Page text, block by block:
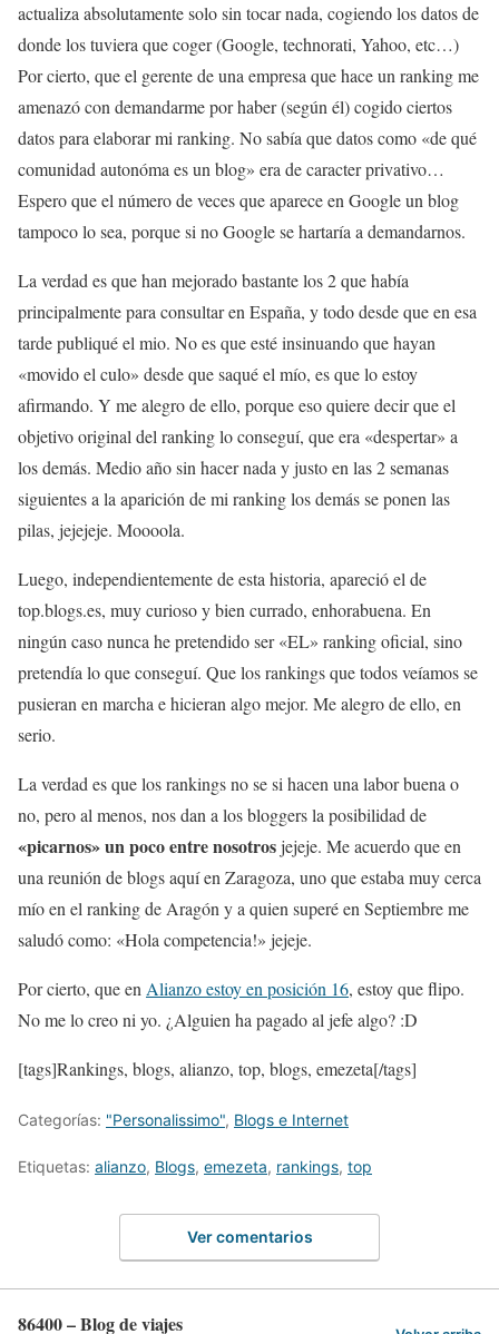
actualiza absolutamente solo sin tocar nada, cogiendo los datos de
donde los tuviera que coger (Google, technorati, Yahoo, etc…)
Por cierto, que el gerente de una empresa que hace un ranking me
amenazó con demandarme por haber (según él) cogido ciertos
datos para elaborar mi ranking. No sabía que datos como «de qué
comunidad autonóma es un blog» era de caracter privativo…
Espero que el número de veces que aparece en Google un blog
tampoco lo sea, porque si no Google se hartaría a demandarnos.
La verdad es que han mejorado bastante los 2 que había
principalmente para consultar en España, y todo desde que en esa
tarde publiqué el mio. No es que esté insinuando que hayan
«movido el culo» desde que saqué el mío, es que lo estoy
afirmando. Y me alegro de ello, porque eso quiere decir que el
objetivo original del ranking lo conseguí, que era «despertar» a
los demás. Medio año sin hacer nada y justo en las 2 semanas
siguientes a la aparición de mi ranking los demás se ponen las
pilas, jejejeje. Moooola.
Luego, independientemente de esta historia, apareció el de
top.blogs.es, muy curioso y bien currado, enhorabuena. En
ningún caso nunca he pretendido ser «EL» ranking oficial, sino
pretendía lo que conseguí. Que los rankings que todos veíamos se
pusieran en marcha e hicieran algo mejor. Me alegro de ello, en
serio.
La verdad es que los rankings no se si hacen una labor buena o
no, pero al menos, nos dan a los bloggers la posibilidad de
«picarnos» un poco entre nosotrosjejeje. Me acuerdo que en
una reunión de blogs aquí en Zaragoza, uno que estaba muy cerca
mío en el ranking de Aragón y a quien superé en Septiembre me
saludó como: «Hola competencia!» jejeje.
Por cierto, que en Alianzo estoy en posición 16, estoy que flipo.
No me lo creo ni yo. ¿Alguien ha pagado al jefe algo? :D
[tags]Rankings, blogs, alianzo, top, blogs, emezeta[/tags]
Categorías: "Personalissimo", Blogs e Internet
Etiquetas: alianzo, Blogs, emezeta, rankings, top
Ver comentarios
86400 – Blog de viajes